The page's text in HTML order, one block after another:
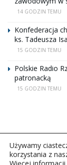
14 GODZIN TEMU
Konfederacja
ks. Tadeusza
15 GODZIN TEMU
Polskie Radio
patronacką
15 GODZIN TEMU
Używamy
korzystania z